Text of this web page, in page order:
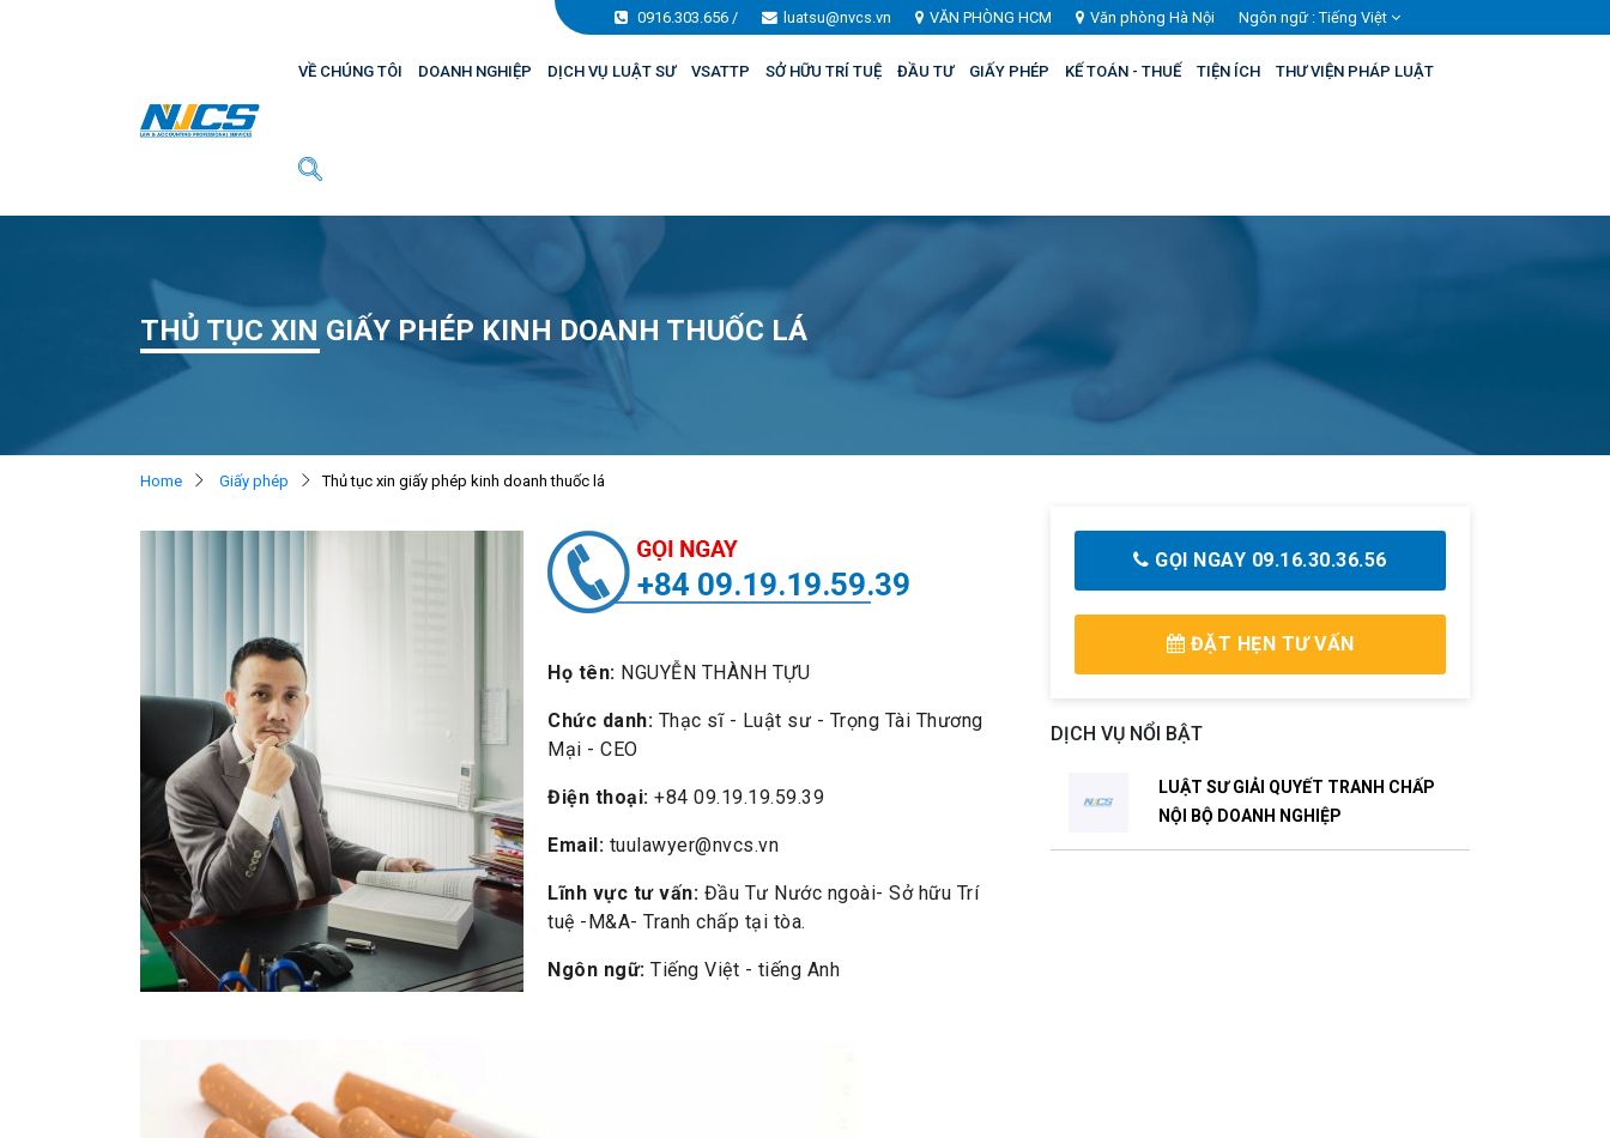
0916.303.656 / luatsu@nvcs.vn VĂN PHÒNG HCM Văn phòng Hà Nội Ngôn ngữ : Tiếng Việt
VỀ CHÚNG TÔI DOANH NGHIỆP DỊCH VỤ LUẬT SƯ VSATTP SỞ HỮU TRÍ TUỆ ĐẦU TƯ GIẤY PHÉP KẾ TOÁN - THUẾ TIỆN ÍCH THƯ VIỆN PHÁP LUẬT
THỦ TỤC XIN GIẤY PHÉP KINH DOANH THUỐC LÁ
Home Giấy phép Thủ tục xin giấy phép kinh doanh thuốc lá
+84 09.19.19.59.39
Họ tên: NGUYỄN THÀNH TỰU
Chức danh: Thạc sĩ - Luật sư - Trọng Tài Thương
Mại - CEO
Điện thoại: +84 09.19.19.59.39
Email: tuulawyer@nvcs.vn
Lĩnh vực tư vấn: Đầu Tư Nước ngoài- Sở hữu Trí
tuệ -M&A- Tranh chấp tại tòa.
Ngôn ngữ: Tiếng Việt - tiếng Anh
GỌI NGAY 09.16.30.36.56
ĐẶT HẸN TƯ VẤN
DỊCH VỤ NỔI BẬT
LUẬT SƯ GIẢI QUYẾT TRANH CHẤP
NỘI BỘ DOANH NGHIỆP